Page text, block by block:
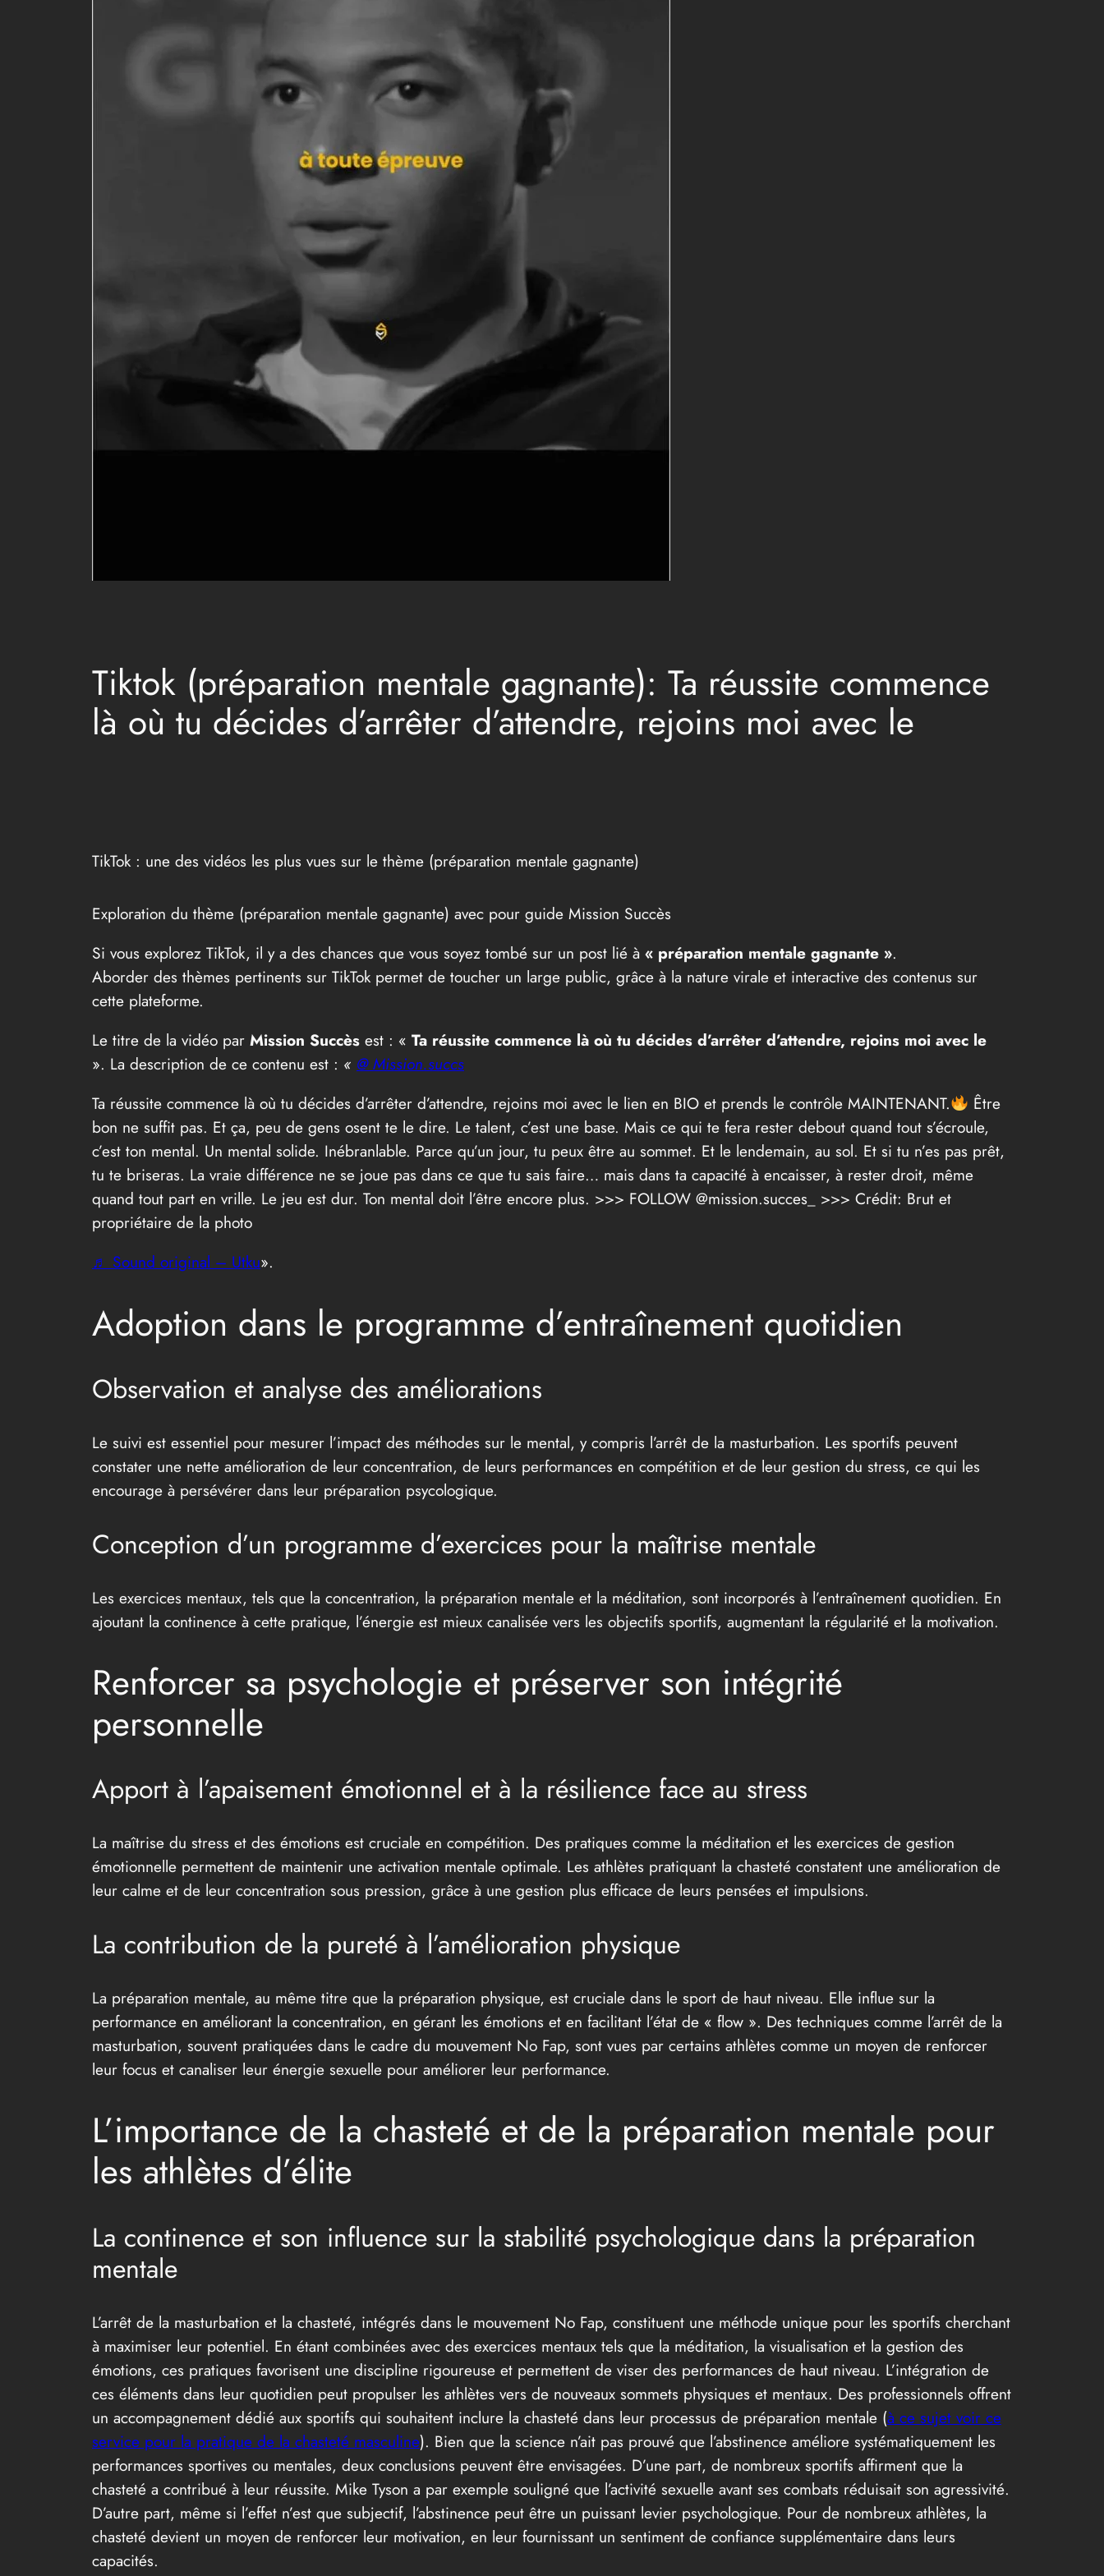
Tiktok (préparation mentale gagnante): Ta réussite commence
là où tu décides d’arrêter d’attendre, rejoins moi avec le
TikTok : une des vidéos les plus vues sur le thème (préparation mentale gagnante)
Exploration du thème (préparation mentale gagnante) avec pour guide Mission Succès
Si vous explorez TikTok, il y a des chances que vous soyez tombé sur un post lié à « préparation mentale gagnante ».
Aborder des thèmes pertinents sur TikTok permet de toucher un large public, grâce à la nature virale et interactive des contenus sur
cette plateforme.
Le titre de la vidéo par Mission Succès est : « Ta réussite commence là où tu décides d’arrêter d’attendre, rejoins moi avec le
». La description de ce contenu est : « @ Mission.succs
Ta réussite commence là où tu décides d’arrêter d’attendre, rejoins moi avec le lien en BIO et prends le contrôle MAINTENANT.
Être
bon ne suffit pas. Et ça, peu de gens osent te le dire. Le talent, c’est une base. Mais ce qui te fera rester debout quand tout s’écroule,
c’est ton mental. Un mental solide. Inébranlable. Parce qu’un jour, tu peux être au sommet. Et le lendemain, au sol. Et si tu n’es pas prêt,
tu te briseras. La vraie différence ne se joue pas dans ce que tu sais faire… mais dans ta capacité à encaisser, à rester droit, même
quand tout part en vrille. Le jeu est dur. Ton mental doit l’être encore plus. >>> FOLLOW @mission.succes_ >>> Crédit: Brut et
propriétaire de la photo
♬ Sound original – Utku».
Adoption dans le programme d’entraînement quotidien
Observation et analyse des améliorations
Le suivi est essentiel pour mesurer l’impact des méthodes sur le mental, y compris l’arrêt de la masturbation. Les sportifs peuvent
constater une nette amélioration de leur concentration, de leurs performances en compétition et de leur gestion du stress, ce qui les
encourage à persévérer dans leur préparation psycologique.
Conception d’un programme d’exercices pour la maîtrise mentale
Les exercices mentaux, tels que la concentration, la préparation mentale et la méditation, sont incorporés à l’entraînement quotidien. En
ajoutant la continence à cette pratique, l’énergie est mieux canalisée vers les objectifs sportifs, augmentant la régularité et la motivation.
Renforcer sa psychologie et préserver son intégrité
personnelle
Apport à l’apaisement émotionnel et à la résilience face au stress
La maîtrise du stress et des émotions est cruciale en compétition. Des pratiques comme la méditation et les exercices de gestion
émotionnelle permettent de maintenir une activation mentale optimale. Les athlètes pratiquant la chasteté constatent une amélioration de
leur calme et de leur concentration sous pression, grâce à une gestion plus efficace de leurs pensées et impulsions.
La contribution de la pureté à l’amélioration physique
La préparation mentale, au même titre que la préparation physique, est cruciale dans le sport de haut niveau. Elle influe sur la
performance en améliorant la concentration, en gérant les émotions et en facilitant l’état de « flow ». Des techniques comme l’arrêt de la
masturbation, souvent pratiquées dans le cadre du mouvement No Fap, sont vues par certains athlètes comme un moyen de renforcer
leur focus et canaliser leur énergie sexuelle pour améliorer leur performance.
L’importance de la chasteté et de la préparation mentale pour
les athlètes d’élite
La continence et son influence sur la stabilité psychologique dans la préparation
mentale
L’arrêt de la masturbation et la chasteté, intégrés dans le mouvement No Fap, constituent une méthode unique pour les sportifs cherchant
à maximiser leur potentiel. En étant combinées avec des exercices mentaux tels que la méditation, la visualisation et la gestion des
émotions, ces pratiques favorisent une discipline rigoureuse et permettent de viser des performances de haut niveau. L’intégration de
ces éléments dans leur quotidien peut propulser les athlètes vers de nouveaux sommets physiques et mentaux. Des professionnels offrent
un accompagnement dédié aux sportifs qui souhaitent inclure la chasteté dans leur processus de préparation mentale (à ce sujet voir ce
service pour la pratique de la chasteté masculine). Bien que la science n’ait pas prouvé que l’abstinence améliore systématiquement les
performances sportives ou mentales, deux conclusions peuvent être envisagées. D’une part, de nombreux sportifs affirment que la
chasteté a contribué à leur réussite. Mike Tyson a par exemple souligné que l’activité sexuelle avant ses combats réduisait son agressivité.
D’autre part, même si l’effet n’est que subjectif, l’abstinence peut être un puissant levier psychologique. Pour de nombreux athlètes, la
chasteté devient un moyen de renforcer leur motivation, en leur fournissant un sentiment de confiance supplémentaire dans leurs
capacités.